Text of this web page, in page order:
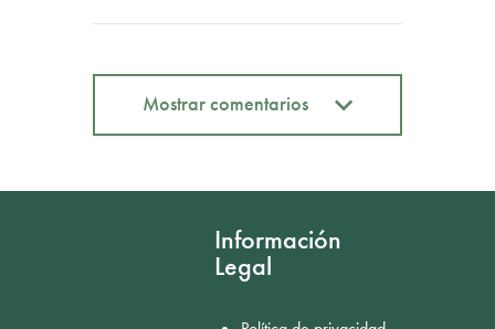
Mostrar comentarios
Información
Legal